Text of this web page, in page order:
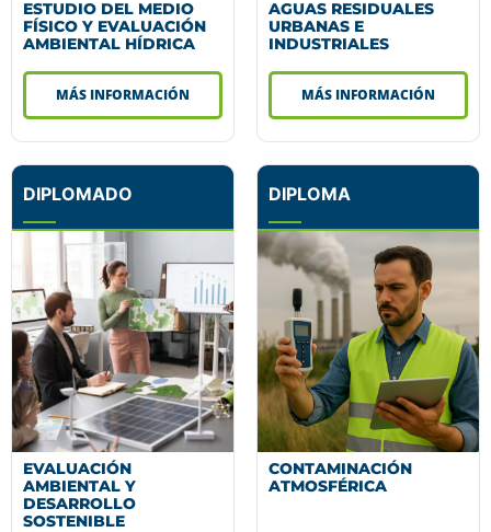
ESTUDIO DEL MEDIO
FÍSICO Y EVALUACIÓN
AMBIENTAL HÍDRICA
MÁS INFORMACIÓN
AGUAS RESIDUALES
URBANAS E
INDUSTRIALES
MÁS INFORMACIÓN
DIPLOMADO
EVALUACIÓN
AMBIENTAL Y
DESARROLLO
SOSTENIBLE
DIPLOMA
CONTAMINACIÓN
ATMOSFÉRICA